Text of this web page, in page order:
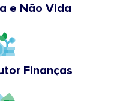
e Não Vida
Finanças